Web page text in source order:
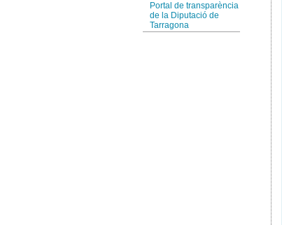
Portal de transparència
de la Diputació de
Tarragona